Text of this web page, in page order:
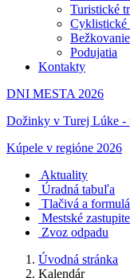
Turistické
Cyklistické
Podujatia
Kontakty
DNI MESTA 2026
Dožinky v Turej Lúke -
Kúpele v regióne 2026
Aktuality
Úradná tabuľa
Tlačivá a
Mestské
Zvoz odpadu
Úvodná stránka
Kalendár